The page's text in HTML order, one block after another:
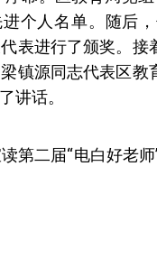
个人名单。随后
表进行了颁奖。
镇源同志代表区
讲话。
第二届“电白好老